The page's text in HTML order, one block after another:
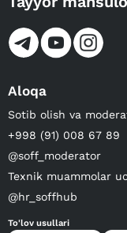
Aloqa
Sotib olish va
+998 (91) 008 67 89
@soff_moderator
Texnik muammolar
@hr_soffhub
To'lov usullari